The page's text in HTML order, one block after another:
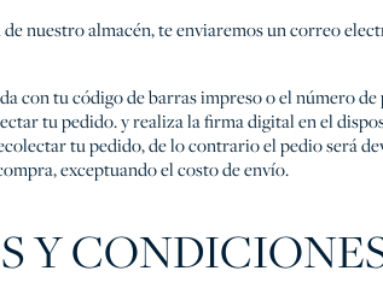
de nuestro almacén, te enviaremos un correo
con tu código de barras impreso o el número
tu pedido. y realiza la firma digital en el
tu pedido, de lo contrario el pedio será
exceptuando el costo de envío.
Y